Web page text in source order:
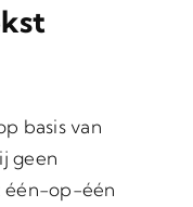
basis van
geen
één-op-één